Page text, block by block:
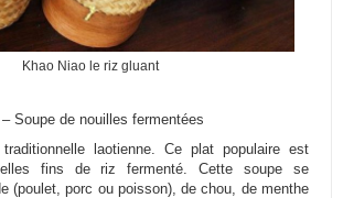
Khao Niao le riz gluant
Soupe de nouilles fermentées
laotienne. Ce plat populaire est
fins de riz fermenté. Cette soupe se
(poulet, porc ou poisson), de chou, de menthe